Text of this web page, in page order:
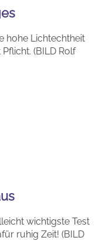
hohe Lichtechtheit
(BILD Rolf
wichtigste Test
ruhig Zeit! (BILD